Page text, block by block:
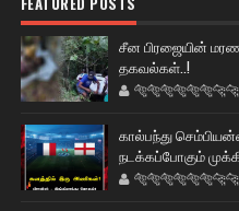
சீன பிரஜையின்
தகவல்கள்..!
கால்பந்து
நடக்கப்போகும்